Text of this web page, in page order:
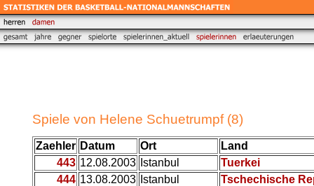
Spiele von Helene Schuetrumpf (8)
Zaehler Datum Ort
Land
443 12.08.2003 Istanbul
Tuerkei
444 13.08.2003 Istanbul
Tschechische